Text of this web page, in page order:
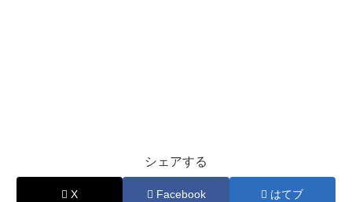
シェアする
X Facebook はてブ